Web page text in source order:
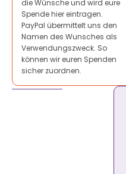
die Wünsche und wird eure
Spende hier eintragen.
PayPal übermittelt uns den
Namen des Wunsches als
Verwendungszweck. So
können wir euren Spenden
sicher zuordnen.